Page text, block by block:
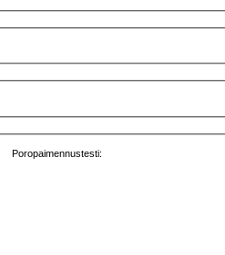
Poropaimennustesti: